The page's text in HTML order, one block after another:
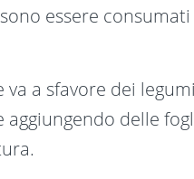
essere
a sfavore dei
delle